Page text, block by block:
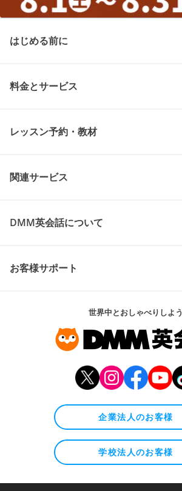
はじめる前に
料金とサービス
レッスン予約・教材
関連サービス
DMM英会話について
お客様サポート
世界中とおしゃべりしよう
企業法人のお客様
学校法人のお客様